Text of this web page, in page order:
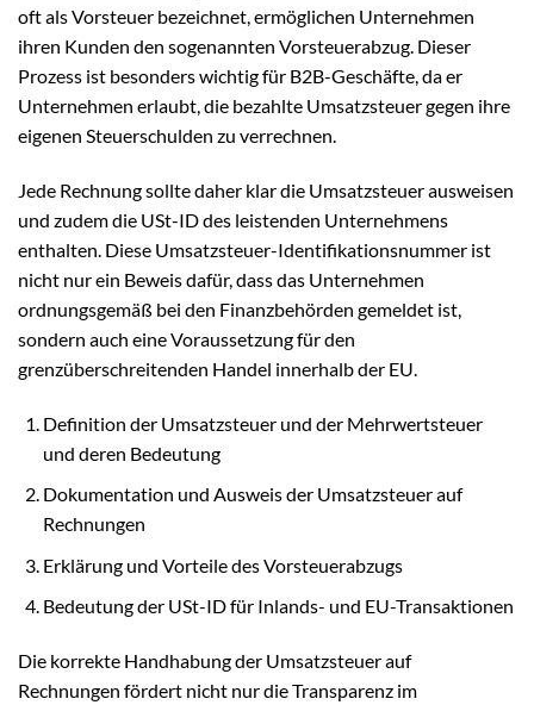
oft als Vorsteuer bezeichnet, ermöglichen Unternehmen
ihren Kunden den sogenannten Vorsteuerabzug. Dieser
Prozess ist besonders wichtig für B2B-Geschäfte, da er
Unternehmen erlaubt, die bezahlte Umsatzsteuer gegen ihre
eigenen Steuerschulden zu verrechnen.
Jede Rechnung sollte daher klar die Umsatzsteuer ausweisen
und zudem die USt-ID des leistenden Unternehmens
enthalten. Diese Umsatzsteuer-Identifikationsnummer ist
nicht nur ein Beweis dafür, dass das Unternehmen
ordnungsgemäß bei den Finanzbehörden gemeldet ist,
sondern auch eine Voraussetzung für den
grenzüberschreitenden Handel innerhalb der EU.
Definition der Umsatzsteuer und der Mehrwertsteuer
und deren Bedeutung
Dokumentation und Ausweis der Umsatzsteuer auf
Rechnungen
Erklärung und Vorteile des Vorsteuerabzugs
Bedeutung der USt-ID für Inlands- und EU-Transaktionen
Die korrekte Handhabung der Umsatzsteuer auf
Rechnungen fördert nicht nur die Transparenz im